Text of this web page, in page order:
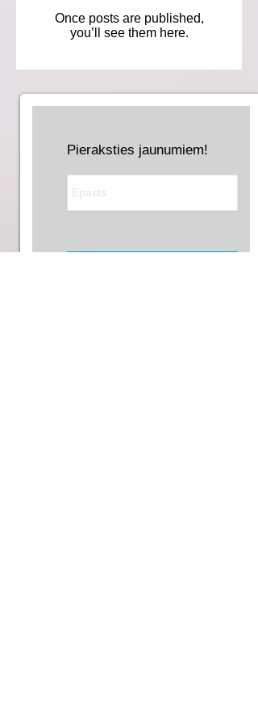
Once posts are published,
you’ll see them here.
Pieraksties jaunumiem!